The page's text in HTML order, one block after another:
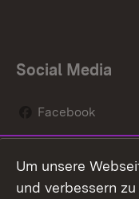
Social Media
Facebook
Social Wall
Um unsere
und verbessern